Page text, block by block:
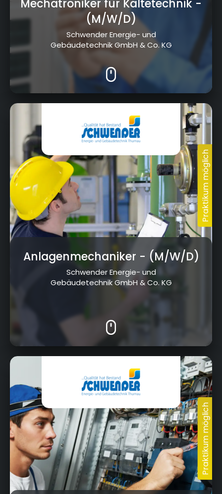
Mechatroniker für Kältetechnik -
(M/W/D)
Schwender Energie- und
Gebäudetechnik GmbH & Co. KG
Anlagenmechaniker - (M/W/D)
Schwender Energie- und
Gebäudetechnik GmbH & Co. KG